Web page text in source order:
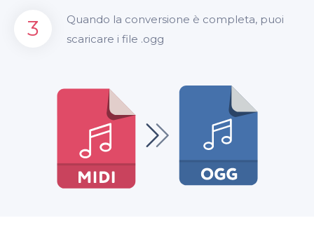
3
Quando la conversione è completa, puoi
scaricare i file .ogg